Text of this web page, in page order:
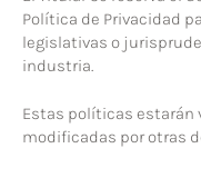
Política de Privacidad
legislativas o
industria.
Estas políticas estarán
modificadas por otras